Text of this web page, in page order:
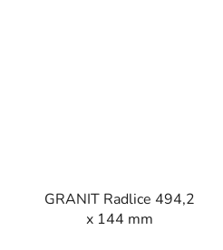
GRANIT Radlice 494,2
x 144 mm